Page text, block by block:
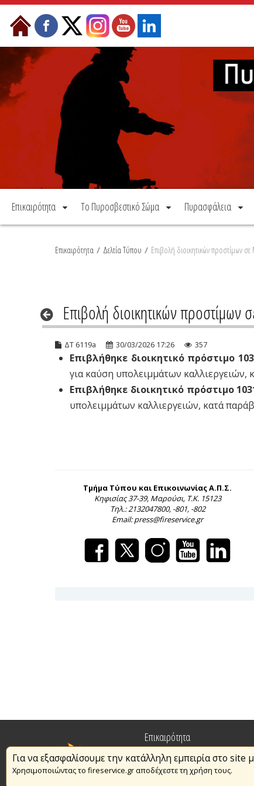
Μετάβαση στο περιεχόμενο
Επικαιρότητα Το Πυροσβεστικό Σώμα Πυρασφάλεια
Επικαιρότητα / Δελτία Τύπου / Επιβολή διοικητικών προστίμων
Επιβολή διοικητικών προστίμων
ΔΤ 6119a 30/03/2026 17:26 357
Επιβλήθηκε διοικητικό πρόστιμο
για καύση υπολειμμάτων καλλιεργειών,
Επιβλήθηκε διοικητικό πρόστιμο
υπολειμμάτων καλλιεργειών, κατά
Τμήμα Τύπου και Επικοινωνίας Α.Π.Σ.
Κηφισίας 37-39, Μαρούσι, Τ.Κ. 15123
Τηλ.: 2132047800, -801, -802
Email: press@fireservice.gr
Για να εξασφαλίσουμε την κατάλληλη εμπειρία στο site
Χρησιμοποιώντας το fireservice.gr αποδέχεστε τη χρήση τους.
Επικαιρότητα
Πυρασφάλεια